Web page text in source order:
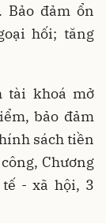
Bảo đảm ổn
hối; tăng
tài khoá mở
bảo đảm
sách tiền
Chương
- xã hội, 3